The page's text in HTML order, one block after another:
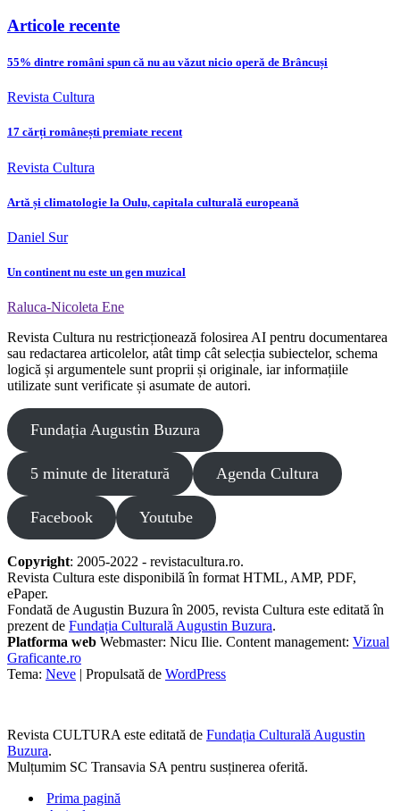
Articole recente
55% dintre români spun că nu au văzut nicio operă de Brâncuși
Revista Cultura
17 cărți românești premiate recent
Revista Cultura
Artă și climatologie la Oulu, capitala culturală europeană
Daniel Sur
Un continent nu este un gen muzical
Raluca-Nicoleta Ene
Revista Cultura nu restricționează folosirea AI pentru documentarea
sau redactarea articolelor, atât timp cât selecția subiectelor, schema
logică și argumentele sunt proprii și originale, iar informațiile
utilizate sunt verificate și asumate de autori.
Fundația Augustin Buzura
5 minute de literatură Agenda Cultura
Facebook Youtube
Copyright: 2005-2022 - revistacultura.ro.
Revista Cultura este disponibilă în format HTML, AMP, PDF,
ePaper.
Fondată de Augustin Buzura în 2005, revista Cultura este editată în
prezent de Fundația Culturală Augustin Buzura.
Platforma web Webmaster: Nicu Ilie. Content management: Vizual
Graficante.ro
Tema: Neve | Propulsată de WordPress
Revista CULTURA este editată de Fundația Culturală Augustin
Buzura.
Mulțumim SC Transavia SA pentru susținerea oferită.
Prima pagină